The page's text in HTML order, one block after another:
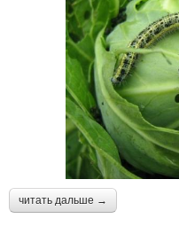
читать дальше →